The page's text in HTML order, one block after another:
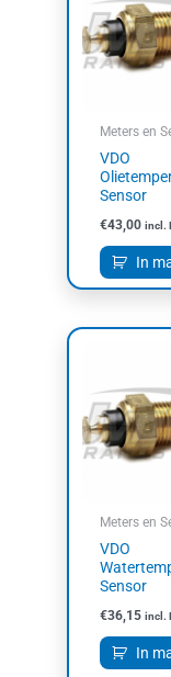
Meters en
VDO
Sensor
€43,00 incl.
In
Meters en
VDO
Sensor
€36,15 incl.
In